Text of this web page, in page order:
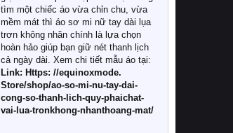
1. Tại sao các gia đình hiện đại lại ưa
chuộng chăn ga gối đệm cao cấp?
Khác với các dòng sản phẩm thông
thường, những bộ chăn ga gối đệm
cao cấp trải qua quy trình sản xuất
nghiêm ngặt từ khâu chọn lọc nguyên
liệu tự nhiên đến công nghệ dệt
nhuộm hiện đại không chứa hóa chất
tìm một chiếc áo vừa chỉn chu, vừa
mềm mát thì áo sơ mi nữ tay dài lụa
trơn không nhăn chính là lựa chọn
hoàn hảo giúp bạn giữ nét thanh lịch
cả ngày dài. Xem chi tiết mẫu áo tại:
Link: Https: //equinoxmode.
Store/shop/ao-so-mi-nu-tay-dai-
cong-so-thanh-lich-quy-phaichat-
vai-lua-tronkhong-nhanthoang-mat/